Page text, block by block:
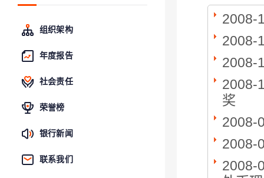
组织架构
年度报告
社会责任
荣誉榜
银行新闻
联系我们
2008-
2008-
2008-
2008-
奖
2008-
2008-
2008-